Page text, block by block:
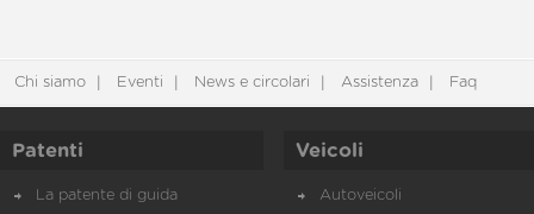
Chi siamo Eventi News e circolari Assistenza Faq
Patenti
La patente di guida
Veicoli
Autoveicoli